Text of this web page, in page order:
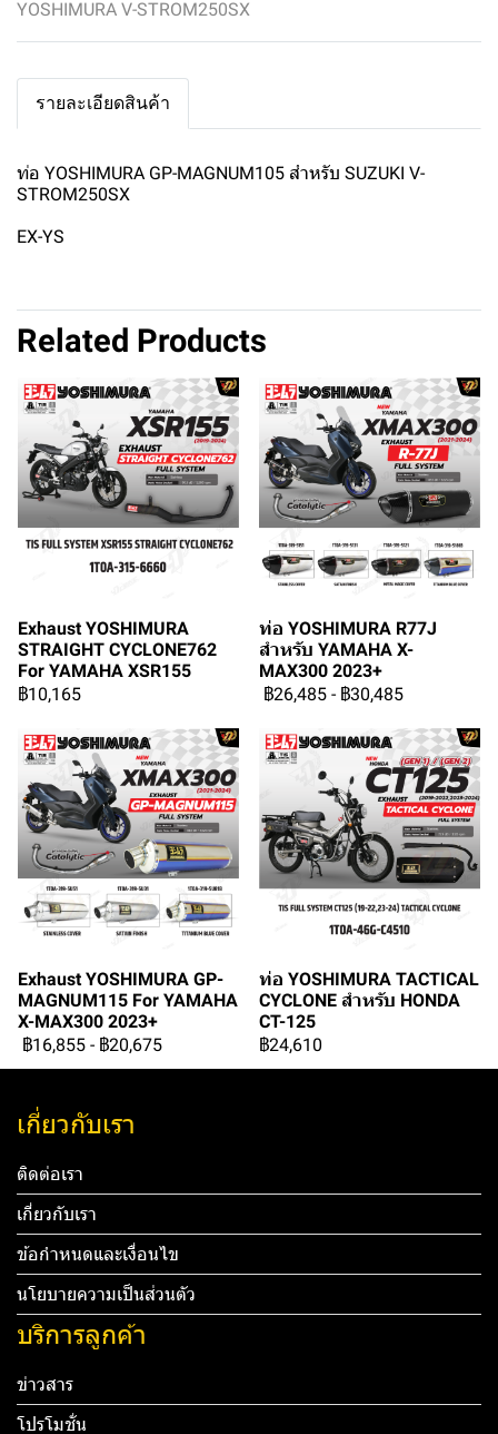
YOSHIMURA V-STROM250SX
รายละเอียดสินค้า
ท่อ YOSHIMURA GP-MAGNUM105 สำหรับ SUZUKI V-
STROM250SX
EX-YS
Related Products
Exhaust YOSHIMURA
STRAIGHT CYCLONE762
For YAMAHA XSR155
฿10,165
ท่อ YOSHIMURA R77J
สำหรับ YAMAHA X-
MAX300 2023+
฿26,485 - ฿30,485
Exhaust YOSHIMURA GP-
MAGNUM115 For YAMAHA
X-MAX300 2023+
฿16,855 - ฿20,675
ท่อ YOSHIMURA TACTICAL
CYCLONE สำหรับ HONDA
CT-125
฿24,610
เกี่ยวกับเรา
ติดต่อเรา
เกี่ยวกับเรา
ข้อกำหนดและเงื่อนไข
นโยบายความเป็นส่วนตัว
บริการลูกค้า
ข่าวสาร
โปรโมชั่น